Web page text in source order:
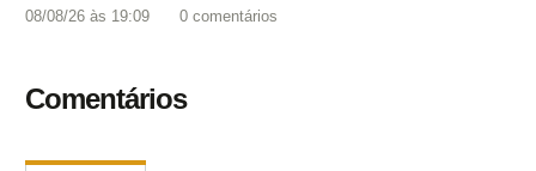
08/08/26 às 19:09 0 comentários
Comentários